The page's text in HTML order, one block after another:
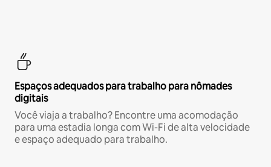
Espaços adequados para trabalho para nômades
digitais
Você viaja a trabalho? Encontre uma acomodação
para uma estadia longa com Wi-Fi de alta velocidade
e espaço adequado para trabalho.